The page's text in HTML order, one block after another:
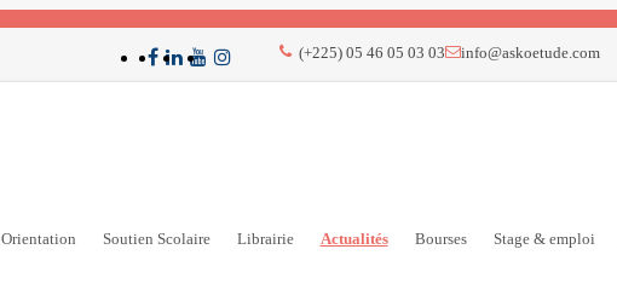
(+225) 05 46 05 03 03 info@askoetude.com
Orientation Soutien Scolaire Librairie Actualités Bourses Stage & emploi